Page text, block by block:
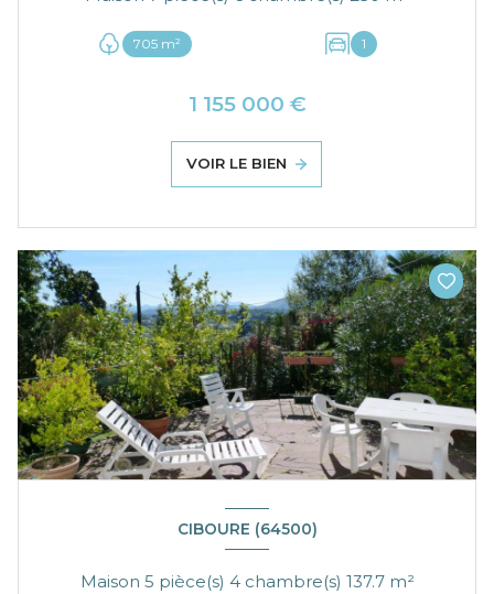
705 m² 1
1 155 000 €
VOIR LE BIEN
CIBOURE (64500)
Maison 5 pièce(s) 4 chambre(s) 137.7 m²